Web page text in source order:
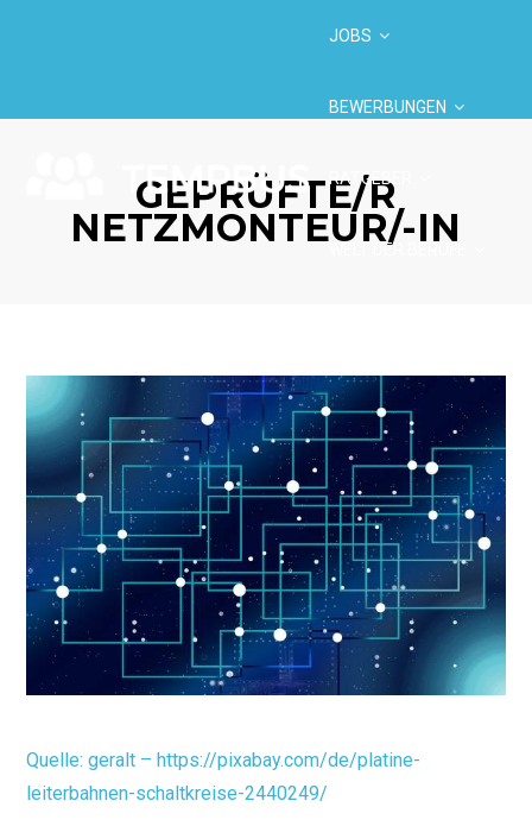
JOBS
BEWERBUNGEN
RATGEBER
WELT DER BERUFE
GEPRÜFTE/R
NETZMONTEUR/-IN
Quelle: geralt – https://pixabay.com/de/platine-
leiterbahnen-schaltkreise-2440249/